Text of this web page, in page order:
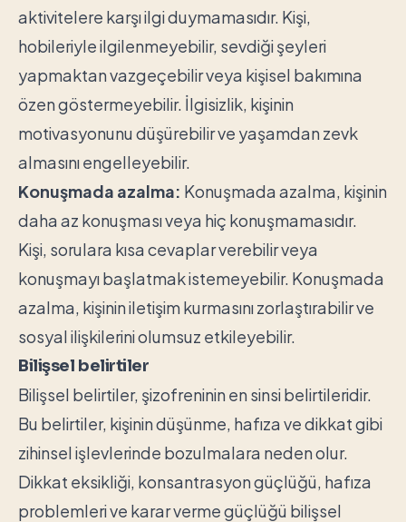
aktivitelere karşı ilgi duymamasıdır. Kişi,
hobileriyle ilgilenmeyebilir, sevdiği şeyleri
yapmaktan vazgeçebilir veya kişisel bakımına
özen göstermeyebilir. İlgisizlik, kişinin
motivasyonunu düşürebilir ve yaşamdan zevk
almasını engelleyebilir.
Konuşmada azalma: Konuşmada azalma, kişinin
daha az konuşması veya hiç konuşmamasıdır.
Kişi, sorulara kısa cevaplar verebilir veya
konuşmayı başlatmak istemeyebilir. Konuşmada
azalma, kişinin iletişim kurmasını zorlaştırabilir ve
sosyal ilişkilerini olumsuz etkileyebilir.
Bilişsel belirtiler
Bilişsel belirtiler, şizofreninin en sinsi belirtileridir.
Bu belirtiler, kişinin düşünme, hafıza ve dikkat gibi
zihinsel işlevlerinde bozulmalara neden olur.
Dikkat eksikliği, konsantrasyon güçlüğü, hafıza
problemleri ve karar verme güçlüğü bilişsel